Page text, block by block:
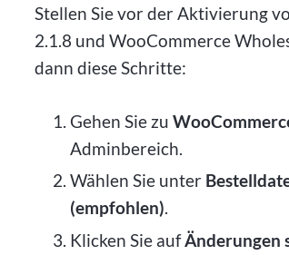
Stellen Sie vor der Aktivierung
2.1.8 und WooCommerce
dann diese Schritte:
Gehen Sie zu
Adminbereich.
Wählen Sie unter
(empfohlen).
Klicken Sie aufÄnderungen